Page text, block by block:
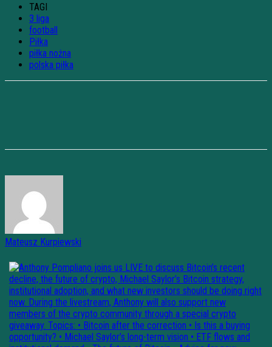
TAGI
3 liga
football
Piłka
piłka nożna
polska piłka
Mateusz Kurpiewski